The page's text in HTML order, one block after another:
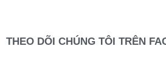
THEO DÕI CHÚNG TÔI TRÊN